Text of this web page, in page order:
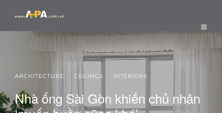
ARCHITECTURE · CEILINGS · INTERIORS
Nhà ống Sài Gòn khiến chủ nhân